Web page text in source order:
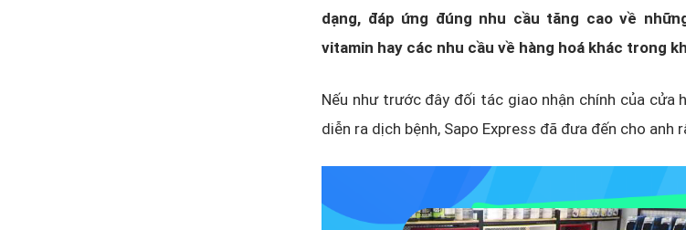
dạng, đáp ứng đúng nhu cầu tăng cao về
vitamin hay các nhu cầu về hàng hoá khác trong
Nếu như trước đây đối tác giao nhận chính của
diễn ra dịch bệnh, Sapo Express đã đưa đến cho anh